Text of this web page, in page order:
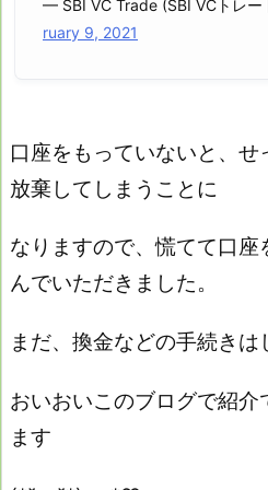
— SBI VC Trade (SBI VCトレ
ruary 9, 2021
口座をもっていないと、
放棄してしまうことに
なりますので、慌てて口
んでいただきました。
まだ、換金などの手続きは
おいおいこのブログで紹介
ます